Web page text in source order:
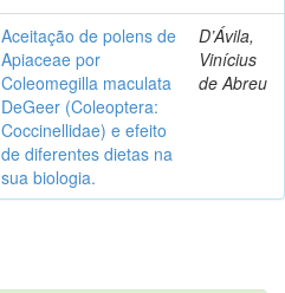
Aceitação de polens de
Apiaceae por
Coleomegilla maculata
DeGeer (Coleoptera:
Coccinellidae) e efeito
de diferentes dietas na
sua biologia.
D’Ávila,
Vinícius
de Abreu